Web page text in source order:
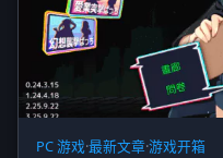
PC 游戏·最新文章·游戏开箱